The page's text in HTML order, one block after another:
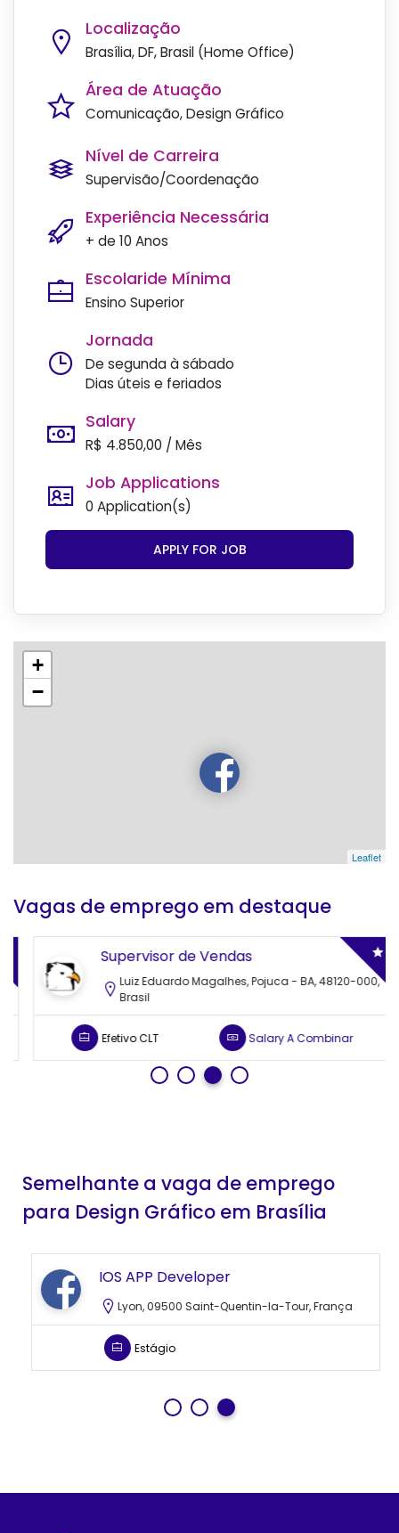
Localização
Brasília, DF, Brasil (Home Office)
Área de Atuação
Comunicação Design Gráfico
Nível de Carreira
Supervisão/Coordenação
Experiência Necessária
+ de 10 Anos
Escolaride Mínima
Ensino Superior
Jornada
De segunda à sábado
Dias úteis e feriados
Salary
R$ 4.850,00 / Mês
Job Applications
0 Application(s)
APPLY FOR JOB
+
−
Leaflet
Vagas de emprego em destaque
Supervisor de Vendas
Luiz Eduardo Magalhes, Pojuca - BA, 48120-000,
Brasil
Efetivo CLT SalaryA Combinar
Semelhante a vaga de emprego
para Design Gráfico em Brasília
IOS APP Developer
Lyon, 09500 Saint-Quentin-la-Tour, França
Estágio